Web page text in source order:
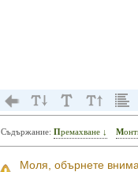
Съдържание: Премахване ↓
Моля, обърнете